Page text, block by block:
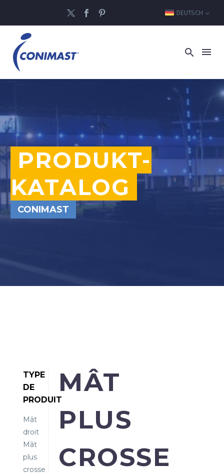
DEUTSCH
PRODUKT-
KATALOG
CONIMAST
TYPE
DE
PRODUIT
Mât
droit
Mât
plus
crosse
MÂT
PLUS
CROSSE